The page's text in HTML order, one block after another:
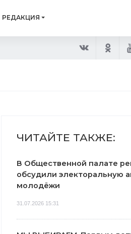
РЕДАКЦИЯ
ЧИТАЙТЕ ТАКЖЕ:
В Общественной палате
обсудили электоральную
молодёжи
31.07.2026 15:31